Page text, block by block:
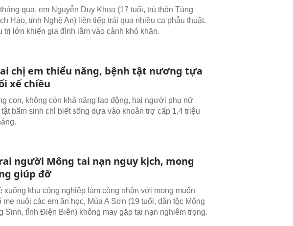
qua, em Nguyễn Duy Khoa (17 tuổi, trú thôn Tùng
Hào, tỉnh Nghệ An) liên tiếp trải qua nhiều ca phẫu thuật.
trị lớn khiến gia đình lâm vào cảnh khó khăn.
chị em thiểu năng, bệnh tật nương tựa
xế chiều
con, không còn khả năng lao động, hai người phụ nữ
bẩm sinh chỉ biết sống dựa vào khoản trợ cấp 1,4 triệu
người Mông tai nạn nguy kịch, mong
giúp đỡ
xuống khu công nghiệp làm công nhân với mong muốn
mẹ nuôi các em ăn học, Mùa A Sơn (19 tuổi, dân tộc Mông
Sinh, tỉnh Điện Biên) không may gặp tai nạn nghiêm trọng.